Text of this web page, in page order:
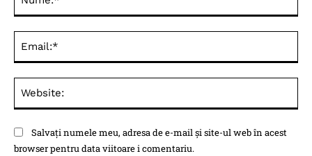
Salvați numele meu, adresa de e-mail și site-ul web în acest
browser pentru data viitoare i comentariu.